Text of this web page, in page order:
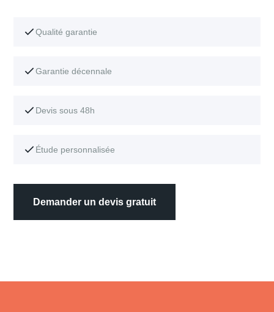
Qualité garantie
Garantie décennale
Devis sous 48h
Étude personnalisée
Demander un devis gratuit